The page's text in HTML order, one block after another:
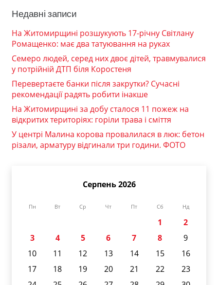
Недавні записи
На Житомирщині розшукують 17-річну Світлану
Ромащенко: має два татуювання на руках
Семеро людей, серед них двоє дітей, травмувалися
у потрійній ДТП біля Коростеня
Перевертаєте банки після закрутки? Сучасні
рекомендації радять робити інакше
На Житомирщині за добу сталося 11 пожеж на
відкритих територіях: горіли трава і сміття
У центрі Малина корова провалилася в люк: бетон
різали, арматуру відгинали три години. ФОТО
Серпень 2026
Пн Вт Ср Чт Пт Сб Нд
1
2
3
4 5 6 7 8
9
10
11 12 13 14 15
16
17
18 19 20 21 22
23